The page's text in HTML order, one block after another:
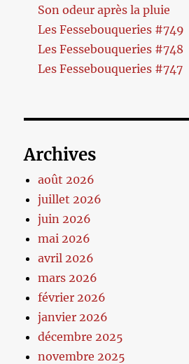
Son odeur après la pluie
Les Fessebouqueries #749
Les Fessebouqueries #748
Les Fessebouqueries #747
Archives
août 2026
juillet 2026
juin 2026
mai 2026
avril 2026
mars 2026
février 2026
janvier 2026
décembre 2025
novembre 2025